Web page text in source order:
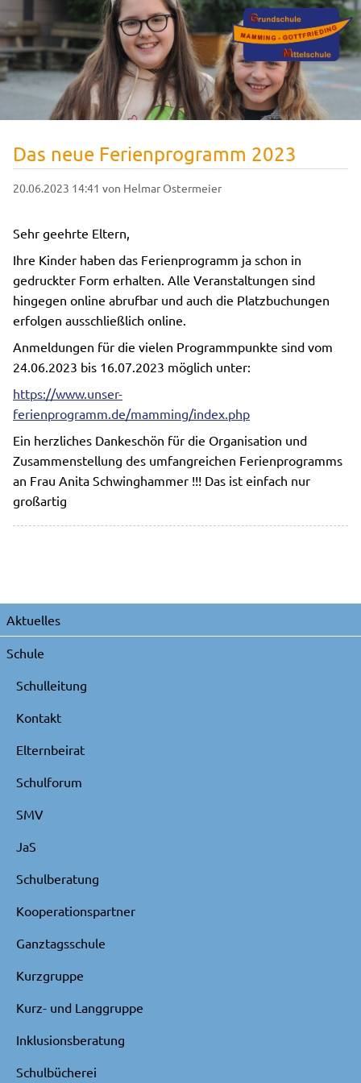
Das neue Ferienprogramm 2023
20.06.2023 14:41 von Helmar Ostermeier
Sehr geehrte Eltern,
Ihre Kinder haben das Ferienprogramm ja schon in
gedruckter Form erhalten. Alle Veranstaltungen sind
hingegen online abrufbar und auch die Platzbuchungen
erfolgen ausschließlich online.
Anmeldungen für die vielen Programmpunkte sind vom
24.06.2023 bis 16.07.2023 möglich unter:
https://www.unser-
ferienprogramm.de/mamming/index.php
Ein herzliches Dankeschön für die Organisation und
Zusammenstellung des umfangreichen Ferienprogramms
an Frau Anita Schwinghammer !!! Das ist einfach nur
großartig
Navigation
überspringen
Aktuelles
Schule
Schulleitung
Kontakt
Elternbeirat
Schulforum
SMV
JaS
Schulberatung
Kooperationspartner
Ganztagsschule
Kurzgruppe
Kurz- und Langgruppe
Inklusionsberatung
Schulbücherei